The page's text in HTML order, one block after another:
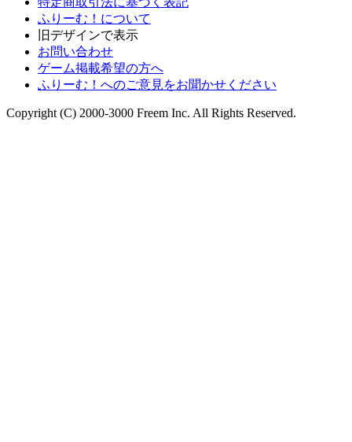
ふりーむ！について
旧デザインで表示
お問い合わせ
ゲーム掲載希望の方へ
ふりーむ！へのご意見をお聞かせください
Copyright (C) 2000-3000 Freem Inc. All Rights Reserved.